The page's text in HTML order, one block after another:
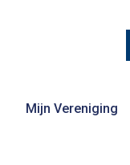
Mijn Vereniging